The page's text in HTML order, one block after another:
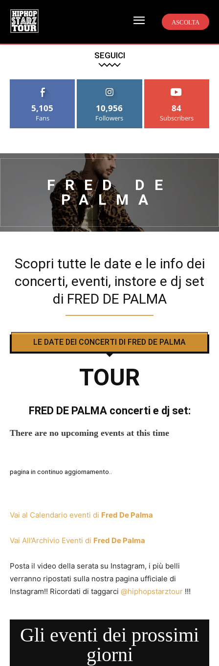
ASCOLTA
SEGUICI
5,105
Fans
10,956
Followers
84
Subscribers
FRED DE
PALMA
Scopri tutte le date e le info dei
concerti, eventi, instore e dj set
di FRED DE PALMA
LE DATE DEI CONCERTI DI FRED DE PALMA
TOUR
FRED DE PALMA concerti e dj set:
There are no upcoming events at this time
pagina in continuo aggiornamento..
Vai al Calendario eventi di Fred De Palma
Vai All’Archivio Eventi di Fred De Palma
Posta il video della serata su Instagram, i più belli
verranno ripostati sulla nostra pagina ufficiale di
Instagram!! Ricordati di taggarci @hiphopstarztour !!!
Gli eventi dei prossimi
giorni